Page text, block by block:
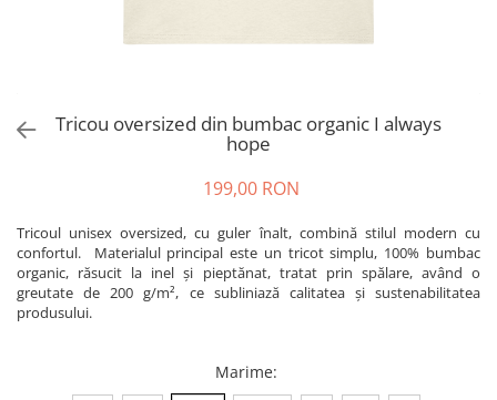
Tricou oversized din bumbac organic I always
hope
199,00 RON
Tricoul unisex oversized, cu guler înalt, combină stilul modern cu
confortul. Materialul principal este un tricot simplu, 100% bumbac
organic, răsucit la inel și pieptănat, tratat prin spălare, având o
greutate de 200 g/m², ce subliniază calitatea și sustenabilitatea
produsului.
Marime: